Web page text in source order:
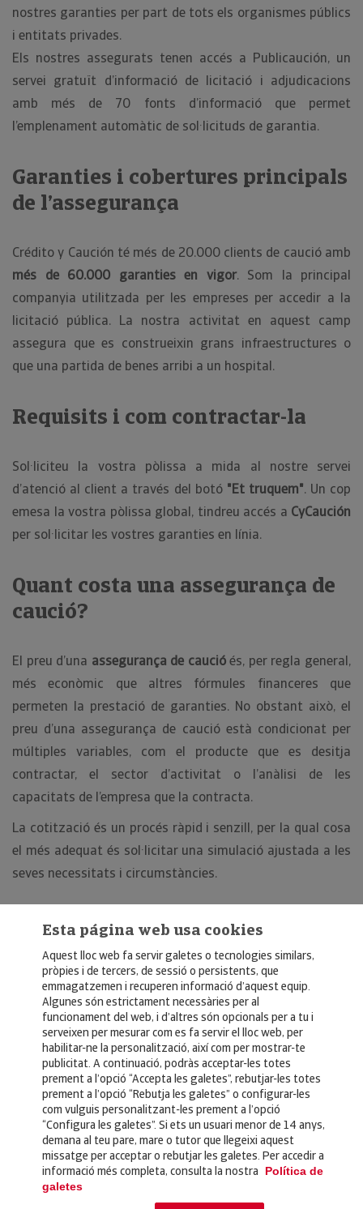
nostres garanties per part de tots els organismes públics
i entitats privades.
Els nostres assegurats tenen accés a Publicaución, un
servei gratuït d’informació de licitació i adjudicacions
amb més de 70 fonts d’informació que permet
l’emplenament automàtic de sol·licituds de garantia.
Garanties i cobertures principals
de l’assegurança
Crédito y Caución té més de 20.000 clients de caució amb
més de 60.000 garanties en vigor. Som la principal
companyia utilitzada per les empreses per accedir a la
licitació pública. La nostra activitat en aquest camp
assegura que es construeixin grans infraestructures o
que una partida de benes arribi a un hospital.
Requisits i com contractar-la
Sol·liciteu la vostra pòlissa a mida al nostre servei
d’atenció al client a través del botó "Et truquem". Un cop
emesa la vostra pòlissa global, tindreu accés a CyCaución
per sol·licitar les vostres garanties en línia.
Quant costa una assegurança de
caució?
El preu d’una assegurança de caucióés, per regla general,
més econòmic que altres fórmules financeres que
permeten la prestació de garanties. No obstant això, el
preu d’una assegurança de caució està condicionat per
múltiples variables, com el producte que es desitja
contractar, el sector d’activitat o l’anàlisi de les
capacitats de l’empresa que la contracta.
La cotització és un procés ràpid i senzill, per la qual cosa
el més adequat és sol·licitar una simulació ajustada a les
seves necessitats i circumstàncies.
© Copyright 2026, Crédito y Caución
Aviso Legal
Política de Privacidad
RGPD
Política de Cookies
Seguros
Esta página web usa cookies
Aquest lloc web fa servir galetes o tecnologies similars,
pròpies i de tercers, de sessió o persistents, que
emmagatzemen i recuperen informació d’aquest equip.
Algunes són estrictament necessàries per al
funcionament del web, i d’altres són opcionals per a tu i
serveixen per mesurar com es fa servir el lloc web, per
habilitar-ne la personalització, així com per mostrar-te
publicitat. A continuació, podràs acceptar-les totes
prement a l’opció “Accepta les galetes”, rebutjar-les totes
prement a l’opció “Rebutja les galetes” o configurar-les
com vulguis personalitzant-les prement a l’opció
“Configura les galetes”. Si ets un usuari menor de 14 anys,
demana al teu pare, mare o tutor que llegeixi aquest
missatge per acceptar o rebutjar les galetes. Per accedir a
informació més completa, consulta la nostra
Política de
galetes